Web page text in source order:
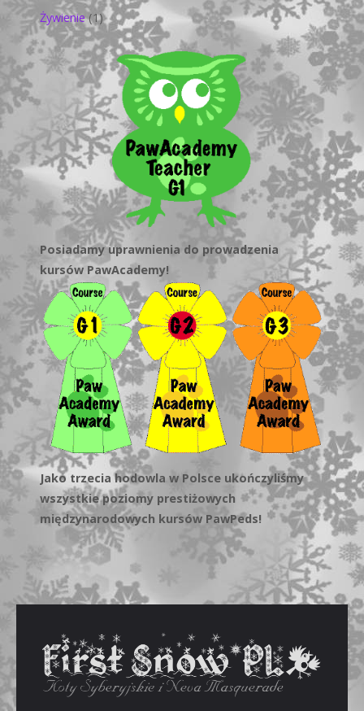
Żywienie(1)
Posiadamy uprawnienia do prowadzenia
kursów PawAcademy!
Jako trzecia hodowla w Polsce ukończyliśmy
wszystkie poziomy prestiżowych
międzynarodowych kursów PawPeds!